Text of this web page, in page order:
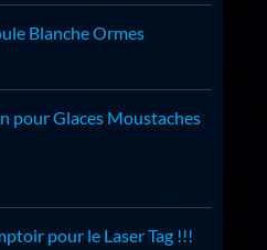
Blanche Ormes
pour Glaces Moustaches
pour le Laser Tag !!!